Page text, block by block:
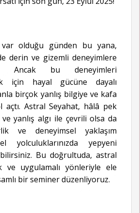
olduğu günden bu yana,
derin ve gizemli deneyimlere
Ancak bu deneyimleri
için hayal gücüne dayalı
birçok yanlış bilgiye ve kafa
açtı. Astral Seyahat, hâlâ pek
yanlış algı ile çevrili olsa da
ve deneyimsel yaklaşım
yolculuklarınızda yepyeni
Bu doğrultuda, astral
ve uygulamalı yönleriyle ele
bir seminer düzenliyoruz.